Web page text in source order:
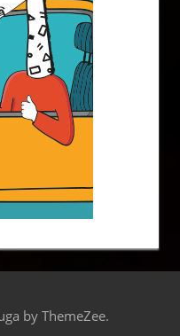
by ThemeZee.